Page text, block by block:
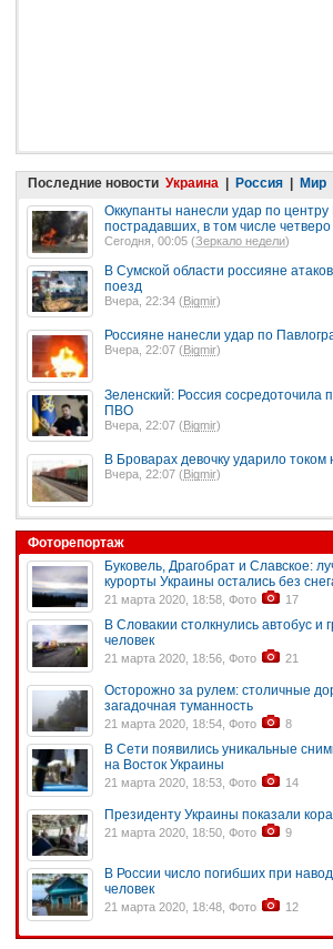
Последние новости Украина Россия
Мир
Оккупанты нанесли удар по центру
пострадавших, в том числе
Сегодня, 00:05 (Зеркало недели)
В Сумской области россияне
поезд
Вчера, 22:34 (Bigmir)
Россияне нанесли удар по
Вчера, 22:07 ( Bigmir)
Зеленский: Россия сосредоточила
ПВО
Вчера, 22:07 (Bigmir)
В Броварах девочку ударило
Вчера, 22:07 ( Bigmir)
Фоторепортаж
Буковель, Драгобрат и Славское:
курорты Украины остались без
21 марта 2020, 18:58, Фото 17
В Словакии столкнулись автобус и
человек
21 марта 2020, 18:56, Фото 21
Осторожно за рулем: столичные
загадочная туманность
21 марта 2020, 18:54, Фото 8
В Сети появились уникальные
на Восток Украины
21 марта 2020, 18:53, Фото 14
Президенту Украины показали
21 марта 2020, 18:50, Фото 9
В России число погибших при
человек
21 марта 2020, 18:48, Фото 12